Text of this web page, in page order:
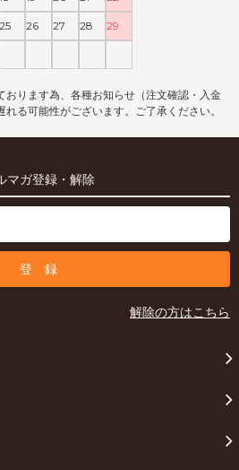
25 26 27 28 29
ります為、各種お知らせ（注文確認・入金
る可能性がございます。ご了承ください。
マガ登録・解除
解除の方はこちら